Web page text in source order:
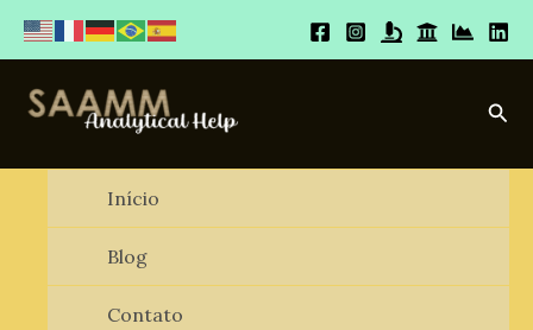
para
conteúdo
Início
Blog
Contato